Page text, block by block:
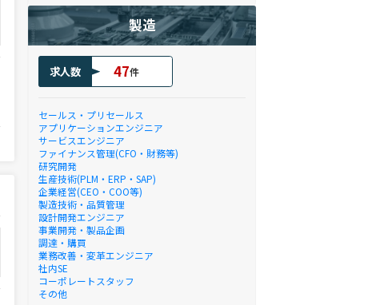
製造
求人数 47件
セールス・プリセールス
アプリケーションエンジニア
サービスエンジニア
ファイナンス管理(CFO・財務等)
研究開発
生産技術(PLM・ERP・SAP)
企業経営(CEO・COO等)
製造技術・品質管理
設計開発エンジニア
事業開発・製品企画
調達・購買
業務改善・変革エンジニア
社内SE
コーポレートスタッフ
その他